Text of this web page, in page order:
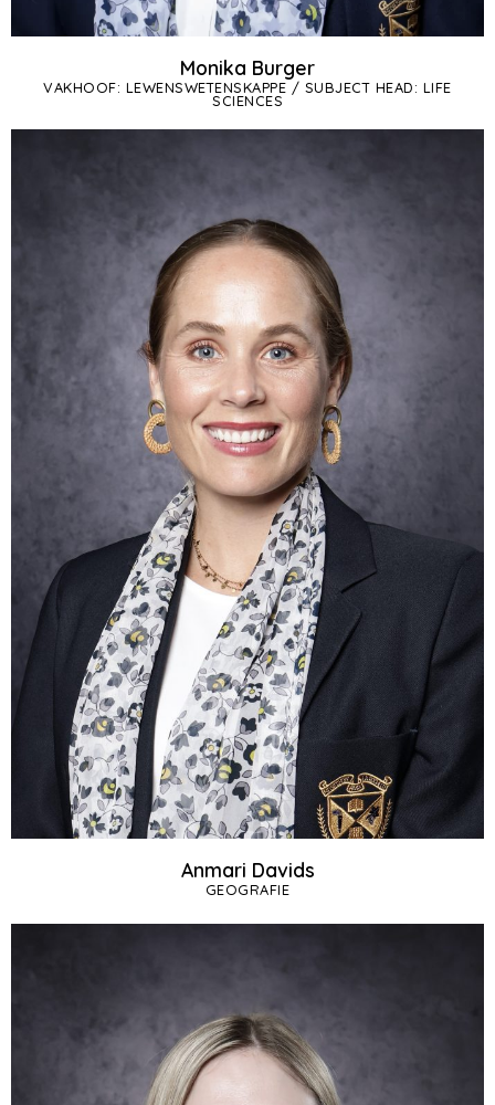
Monika Burger
VAKHOOF: LEWENSWETENSKAPPE / SUBJECT HEAD: LIFE
SCIENCES
Anmari Davids
GEOGRAFIE